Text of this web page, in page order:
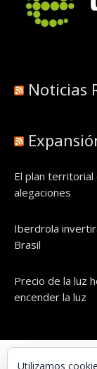
Noticias
El plan territorial
alegaciones
Iberdrola
Brasil
Precio de la luz
encender la luz
Utilizamos